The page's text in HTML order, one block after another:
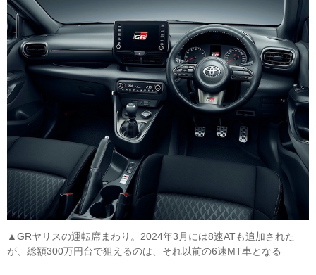
▲GRヤリスの運転席まわり。2024年3月には8速ATも追加された
が、総額300万円台で狙えるのは、それ以前の6速MT車となる